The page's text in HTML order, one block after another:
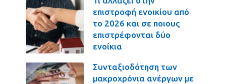
επιστροφή ενοικίου από
το 2026 και σε ποιους
επιστρέφονται δύο
ενοίκια
Συνταξιοδότηση των
μακροχρόνια ανέργων με